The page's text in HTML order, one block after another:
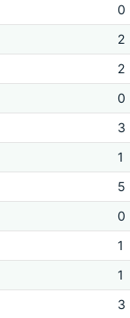
0
2
2
0
3
1
5
0
1
1
3